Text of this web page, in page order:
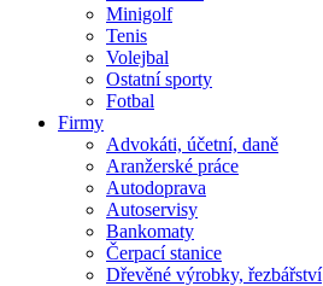
Minigolf
Tenis
Volejbal
Ostatní sporty
Fotbal
Firmy
Advokáti, účetní, daně
Aranžerské práce
Autodoprava
Autoservisy
Bankomaty
Čerpací stanice
Dřevěné výrobky, řezbářství